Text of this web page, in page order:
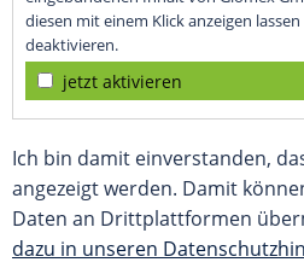
diesen mit einem Klick anzeigen
deaktivieren.
jetzt aktivieren
Ich bin damit einverstanden,
angezeigt werden. Damit
Daten an Drittplattformen
dazu in unseren